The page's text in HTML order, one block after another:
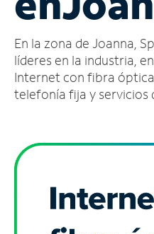
cuenta
Encuentra
una
tienda
En la zona de Joanna,
líderes en la industria,
Internet con fibra
telefonía fija y servicios